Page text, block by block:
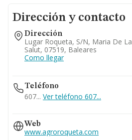
Dirección y contacto
Dirección
Lugar Roqueta, S/n, Maria De La
Salut, 07519, Baleares
Como llegar
Teléfono
607... Ver teléfono 607...
689...
Ver teléfono 689...
971525088
Web
www.agroroqueta.com